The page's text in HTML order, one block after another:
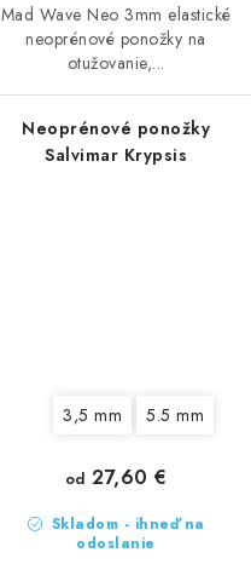
Mad Wave Neo 3mm elastické
neoprénové ponožky na
otužovanie,...
Neoprénové ponožky
Salvimar Krypsis
3,5 mm 5.5 mm
Skladom - ihneď na
odoslanie
od 27,60 €